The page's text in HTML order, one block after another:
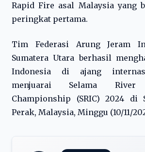
Rapid Fire asal Malaysia yang
peringkat pertama.
Tim Federasi Arung Jeram
Sumatera Utara berhasil
Indonesia di ajang
menjuarai Selama River
Championship (SRIC) 2024 di
Perak, Malaysia, Minggu (10/11/